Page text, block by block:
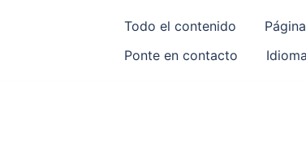
Todo el contenido
Ponte en contacto
Idioma